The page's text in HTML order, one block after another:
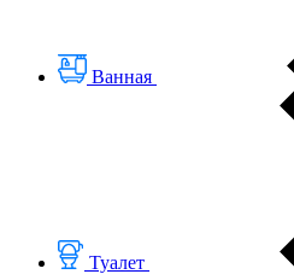
Ванная
Туалет